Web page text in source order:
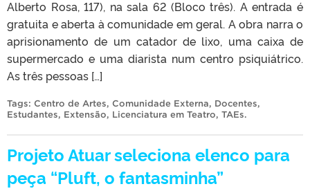
Alberto Rosa, 117), na sala 62 (Bloco três). A entrada é
gratuita e aberta à comunidade em geral. A obra narra o
aprisionamento de um catador de lixo, uma caixa de
supermercado e uma diarista num centro psiquiátrico.
As três pessoas […]
Tags: Centro de Artes, Comunidade Externa, Docentes,
Estudantes, Extensão, Licenciatura em Teatro, TAEs.
Projeto Atuar seleciona elenco para
peça “Pluft, o fantasminha”